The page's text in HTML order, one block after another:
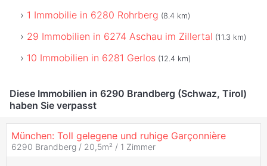
1 Immobilie in 6280 Rohrberg (8.4 km)
29 Immobilien in 6274 Aschau im Zillertal (11.3 km)
10 Immobilien in 6281 Gerlos (12.4 km)
Diese Immobilien in 6290 Brandberg (Schwaz, Tirol)
haben Sie verpasst
München: Toll gelegene und ruhige Garçonnière
6290 Brandberg / 20,5m² / 1 Zimmer